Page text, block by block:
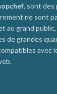
, sont des
ne sont
au grand
de grandes
avec